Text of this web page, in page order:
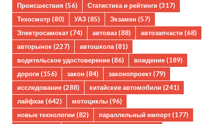
Происшествия (56) Статистика и рейтинги (317)
Техосмотр (80) УАЗ (85) Экзамен (57)
Электросамокат (74) автоваз (88) автозапчасти (68)
авторынок (227) автошкола(81)
водительское удостоверение (86) вождение (189)
дороги (156) закон (84) законопроект (79)
исследование (288) китайские автомобили (241)
лайфхак (642) мотоциклы (96)
новые технологии (82) параллельный импорт (177)